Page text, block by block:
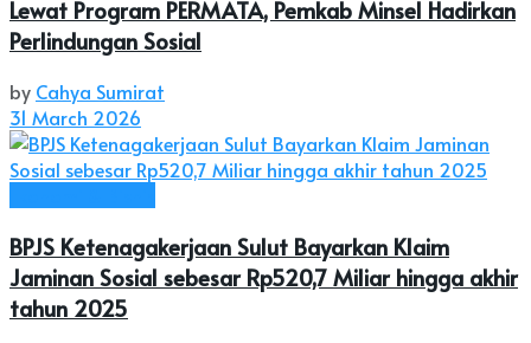
Lewat Program PERMATA, Pemkab Minsel Hadirkan
Perlindungan Sosial
by Cahya Sumirat
31 March 2026
BPJS Ketenagakerjaan Sulut Bayarkan Klaim
Jaminan Sosial sebesar Rp520,7 Miliar hingga akhir
tahun 2025